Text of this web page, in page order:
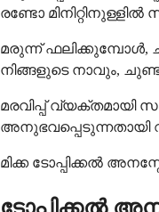
രണ്ടോ മിനിറ്റിനുള്ളിൽ
മരുന്ന് ഫലിക്കുമ്പോൾ,
നിങ്ങളുടെ നാവും,
മരവിപ്പ്
അനുഭവപ്പെടുന്നതായി
മിക്ക ടോപ്പിക്കൽ
ടോപ്പിക്കൽ